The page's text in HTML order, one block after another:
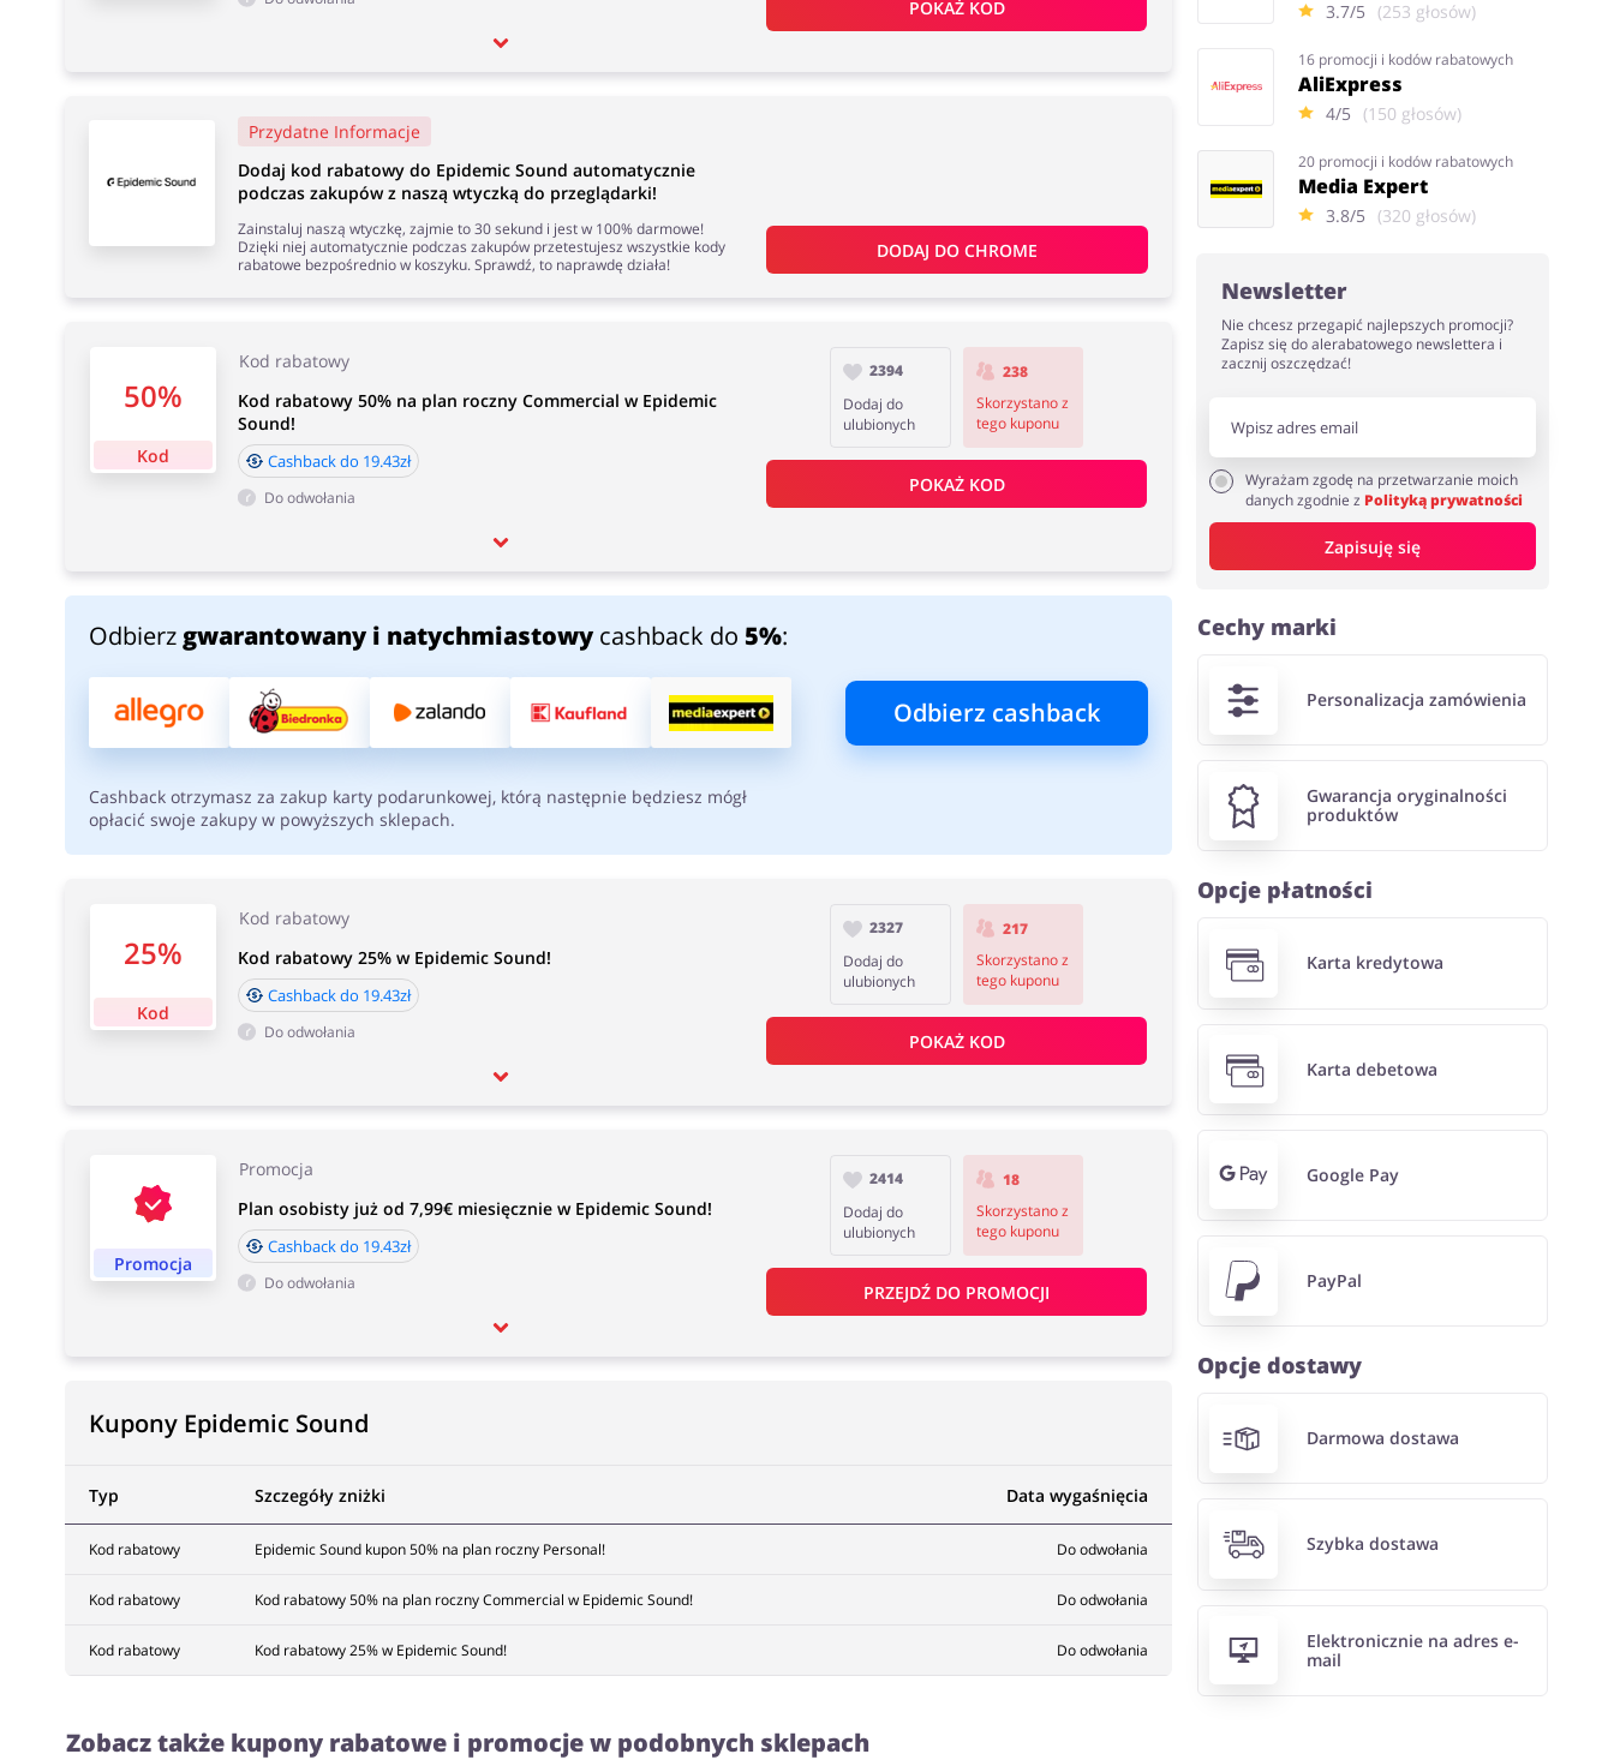
POKAŻ KOD
50%
Kod
Kod rabatowy
Kod rabatowy 50% na plan roczny Commercial w Epidemic
Sound!
Cashback do 19.43zł
Do odwołania
2394
Dodaj do
ulubionych
238
Skorzystano z
tego kuponu
POKAŻ KOD
25%
Kod
Kod rabatowy
Kod rabatowy 25% w Epidemic Sound!
Cashback do 19.43zł
Do odwołania
2327
Dodaj do
ulubionych
217
Skorzystano z
tego kuponu
POKAŻ KOD
Promocja
Promocja
Plan osobisty już od 7,99€ miesięcznie w Epidemic Sound!
Cashback do 19.43zł
Do odwołania
2414
Dodaj do
ulubionych
18
Skorzystano z
tego kuponu
PRZEJDŹ DO PROMOCJI
Przydatne Informacje
Dodaj kod rabatowy do Epidemic Sound automatycznie
podczas zakupów z naszą wtyczką do przeglądarki!
Zainstaluj naszą wtyczkę, zajmie to 30 sekund i jest w 100% darmowe!
Dzięki niej automatycznie podczas zakupów przetestujesz wszystkie kody
rabatowe bezpośrednio w koszyku. Sprawdź, to naprawdę działa!
DODAJ DO CHROME
Odbierz gwarantowany i natychmiastowycashback do 5%:
Odbierz cashback
Cashback otrzymasz za zakup karty podarunkowej, którą następnie będziesz mógł
opłacić swoje zakupy w powyższych sklepach.
Kupony Epidemic Sound
Typ Szczegóły zniżki Data wygaśnięcia
Kod rabatowy Epidemic Sound kupon 50% na plan roczny Personal! Do odwołania
Kod rabatowy Kod rabatowy 50% na plan roczny Commercial w Epidemic Sound! Do odwołania
Kod rabatowy Kod rabatowy 25% w Epidemic Sound! Do odwołania
Zobacz także kupony rabatowe i promocje w podobnych sklepach
3.7/5 (253 głosów)
16 promocji i kodów rabatowych
AliExpress
4/5 (150 głosów)
20 promocji i kodów rabatowych
Media Expert
3.8/5 (320 głosów)
Newsletter
Nie chcesz przegapić najlepszych promocji?
Zapisz się do alerabatowego newslettera i
zacznij oszczędzać!
Wyrażam zgodę na przetwarzanie moich
danych zgodnie z Polityką prywatności
Zapisuję się
Cechy marki
Personalizacja zamówienia
Gwarancja oryginalności
produktów
Opcje płatności
Karta kredytowa
Karta debetowa
Google Pay
PayPal
Opcje dostawy
Darmowa dostawa
Szybka dostawa
Elektronicznie na adres e-
mail